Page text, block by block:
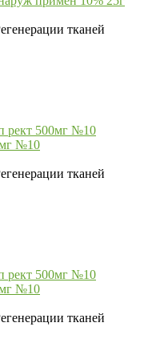
тканей
№10
тканей
№10
тканей